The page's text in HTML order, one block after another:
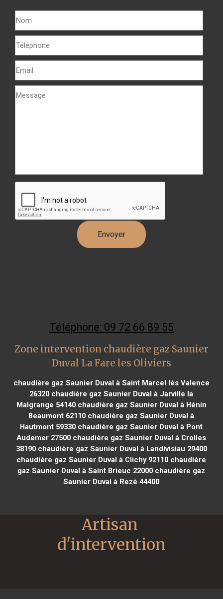
Téléphone: 09 72 66 89 55
Zone intervention chaudière gaz Saunier
Duval La Fare les Oliviers
chaudière gaz Saunier Duval à Saint Marcel lès Valence
26320 chaudière gaz Saunier Duval à Jarville la
Malgrange 54140chaudière gaz Saunier Duval à Hénin
Beaumont 62110 chaudière gaz Saunier Duval à
Hautmont 59330 chaudière gaz Saunier Duval à Pont
Audemer 27500 chaudière gaz Saunier Duval à Crolles
38190chaudière gaz Saunier Duval à Landivisiau 29400
chaudière gaz Saunier Duval à Clichy 92110 chaudière
gaz Saunier Duval à Saint Brieuc 22000 chaudière gaz
Saunier Duval à Rezé 44400
Artisan
d'intervention